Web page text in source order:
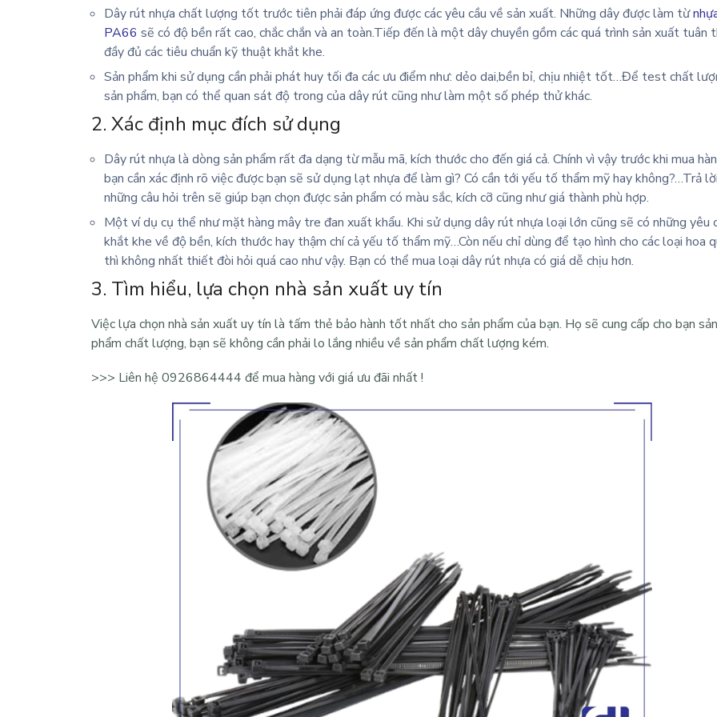
Dây rút nhựa chất lượng tốt trước tiên phải đáp ứng được các yêu cầu về sản xuất. Những dây được làm từ
PA66 sẽ có độ bền rất cao, chắc chắn và an toàn.Tiếp đến là một dây chuyền gồm các quá trình sản xuất tuân
đầy đủ các tiêu chuẩn kỹ thuật khắt khe.
Sản phẩm khi sử dụng cần phải phát huy tối đa các ưu điểm như: dẻo dai,bền bỉ, chịu nhiệt tốt…Để test chất
sản phẩm, bạn có thể quan sát độ trong của dây rút cũng như làm một số phép thử khác.
2. Xác định mục đích sử dụng
Dây rút nhựa là dòng sản phẩm rất đa dạng từ mẫu mã, kích thước cho đến giá cả. Chính vì vậy trước khi mua
bạn cần xác định rõ việc được bạn sẽ sử dụng lạt nhựa để làm gì? Có cần tới yếu tố thẩm mỹ hay không?…Trả lời
những câu hỏi trên sẽ giúp bạn chọn được sản phẩm có màu sắc, kích cỡ cũng như giá thành phù hợp.
Một ví dụ cụ thể như mặt hàng mây tre đan xuất khẩu. Khi sử dụng dây rút nhựa loại lớn cũng sẽ có những yêu
khắt khe về độ bền, kích thước hay thậm chí cả yếu tố thẩm mỹ…Còn nếu chỉ dùng để tạo hình cho các loại hoa
thì không nhất thiết đòi hỏi quá cao như vậy. Bạn có thể mua loại dây rút nhựa có giá dễ chịu hơn.
3. Tìm hiểu, lựa chọn nhà sản xuất uy tín
Việc lựa chọn nhà sản xuất uy tín là tấm thẻ bảo hành tốt nhất cho sản phẩm của bạn. Họ sẽ cung cấp cho bạn sản
phẩm chất lượng, bạn sẽ không cần phải lo lắng nhiều về sản phẩm chất lượng kém.
>>> Liên hệ 0926864444 để mua hàng với giá ưu đãi nhất !